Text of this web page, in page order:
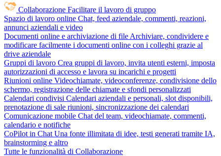
Collaborazione Facilitare il lavoro di gruppo
Spazio di lavoro online Chat, feed aziendale, commenti, reazioni,
annunci aziendali e video
Documenti online e archiviazione di file Archiviare, condividere e
modificare facilmente i documenti online con i colleghi grazie al
drive aziendale
Gruppi di lavoro Crea gruppi di lavoro, invita utenti esterni, imposta
autorizzazioni di accesso e lavora su incarichi e progetti
Riunioni online Videochiamate, videoconferenze, condivisione dello
schermo, registrazione delle chiamate e sfondi personalizzati
Calendari condivisi Calendari aziendali e personali, slot disponibili,
prenotazione di sale riunioni, sincronizzazione dei calendari
Comunicazione mobile Chat del team, videochiamate, commenti,
calendario e notifiche
CoPilot in Chat Una fonte illimitata di idee, testi generati tramite IA,
brainstorming e altro
Tutte le funzionalità di Collaborazione